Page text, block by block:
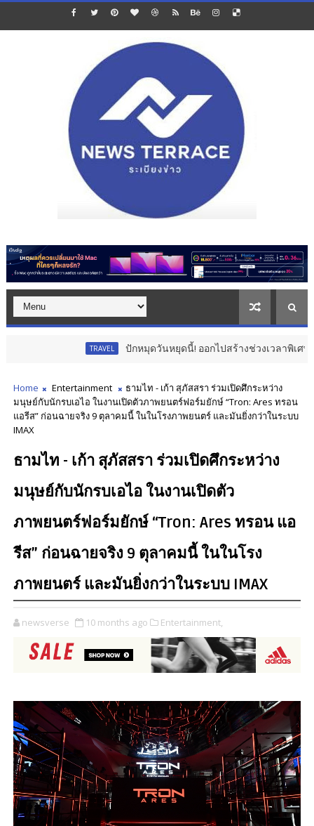
ปักหมุดวันหยุดนี้! ออกไปสร้างช่วงเวลาพิเศษกับครอบครั
Home Entertainment
ธามไท - เก้า สุภัสสรา ร่วมเปิดศึกระหว่าง
มนุษย์กับนักรบเอไอ ในงานเปิดตัวภาพยนตร์ฟอร์มยักษ์ “Tron: Ares ทรอน
แอรีส” ก่อนฉายจริง 9 ตุลาคมนี้ ในในโรงภาพยนตร์ และมันยิ่งกว่าในระบบ
IMAX
ธามไท - เก้า สุภัสสรา ร่วมเปิดศึกระหว่าง
มนุษย์กับนักรบเอไอ ในงานเปิดตัว
ภาพยนตร์ฟอร์มยักษ์ “Tron: Ares ทรอน แอ
รีส” ก่อนฉายจริง 9 ตุลาคมนี้ ในในโรง
ภาพยนตร์ และมันยิ่งกว่าในระบบ IMAX
newsverse 10 months ago Entertainment,